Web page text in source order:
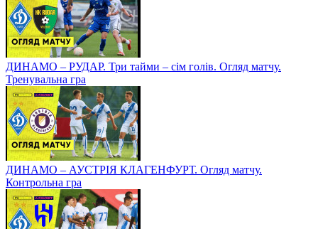
ДИНАМО – РУДАР. Три тайми – сім голів. Огляд матчу.
Тренувальна гра
ДИНАМО – АУСТРІЯ КЛАГЕНФУРТ. Огляд матчу.
Контрольна гра